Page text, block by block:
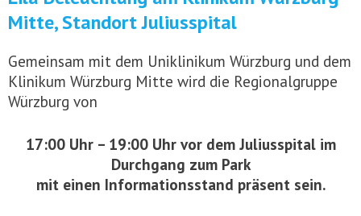
Mitte, Standort Juliusspital
Gemeinsam mit dem Uniklinikum Würzburg und dem
Klinikum Würzburg Mitte wird die Regionalgruppe
Würzburg von
17:00 Uhr – 19:00 Uhr vor dem Juliusspital im
Durchgang zum Park
mit einen Informationsstand präsent sein.